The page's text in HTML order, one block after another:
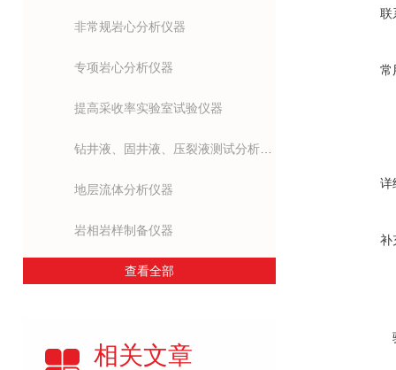
非常规岩心分析仪器
专项岩心分析仪器
提高采收率实验室试验仪器
地层流体分析仪器
岩相岩样制备仪器
查看全部
相关文章
联
常
详
补